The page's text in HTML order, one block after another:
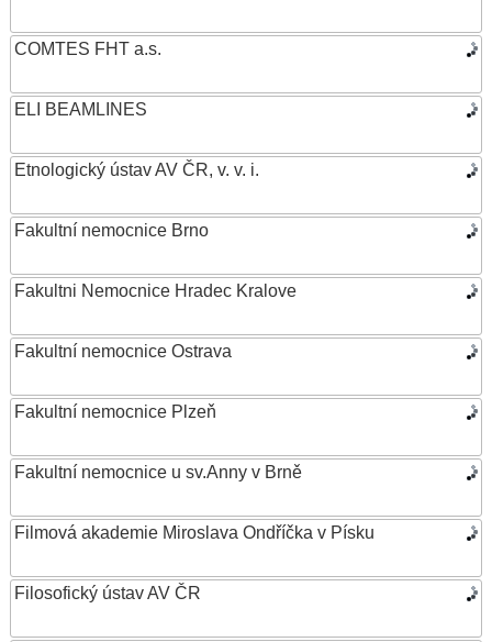
COMTES FHT a.s.
ELI BEAMLINES
Etnologický ústav AV ČR, v. v. i.
Fakultní nemocnice Brno
Fakultni Nemocnice Hradec Kralove
Fakultní nemocnice Ostrava
Fakultní nemocnice Plzeň
Fakultní nemocnice u sv.Anny v Brně
Filmová akademie Miroslava Ondříčka v Písku
Filosofický ústav AV ČR